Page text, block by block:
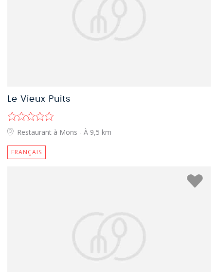
Le Vieux Puits
Restaurant à Mons - À 9,5 km
FRANÇAIS